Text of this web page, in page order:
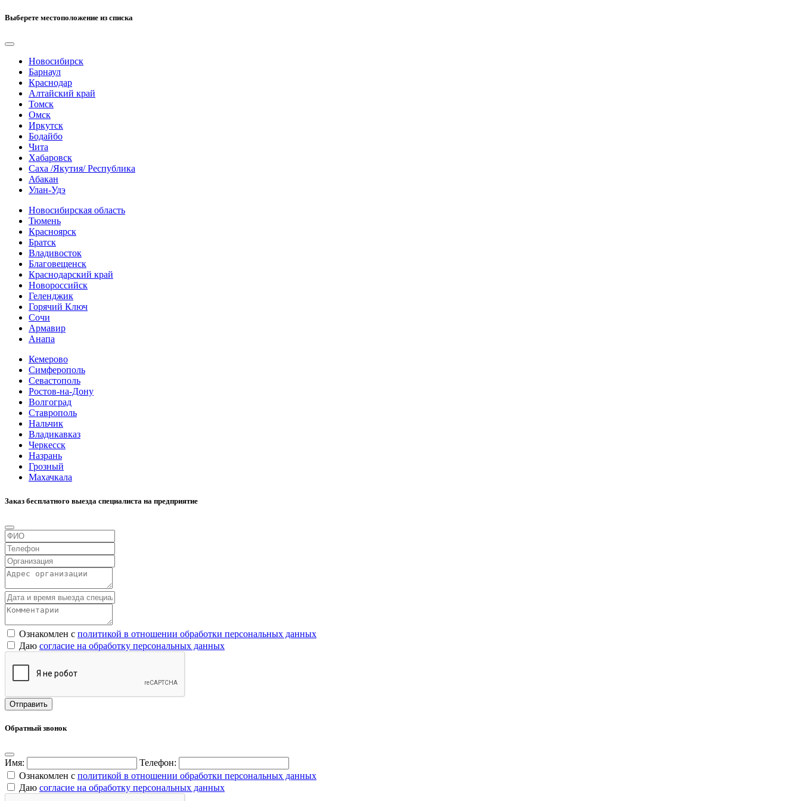
Выберете местоположение из списка
Новосибирск
Барнаул
Краснодар
Алтайский край
Томск
Омск
Иркутск
Бодайбо
Чита
Хабаровск
Саха /Якутия/ Республика
Абакан
Улан-Удэ
Новосибирская область
Тюмень
Красноярск
Братск
Владивосток
Благовещенск
Краснодарский край
Новороссийск
Геленджик
Горячий Ключ
Сочи
Армавир
Анапа
Кемерово
Симферополь
Севастополь
Ростов-на-Дону
Волгоград
Ставрополь
Нальчик
Владикавказ
Черкесск
Назрань
Грозный
Махачкала
Заказ бесплатного выезда специалиста на предприятие
Ознакомлен с политикой в отношении обработки персональных данных
Даю согласие на обработку персональных данных
Обратный звонок
Имя:
Телефон:
Ознакомлен с политикой в отношении обработки персональных данных
Даю согласие на обработку персональных данных